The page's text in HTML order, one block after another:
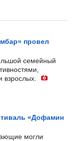
провел
семейный
взрослых.
«Дофамин
могли